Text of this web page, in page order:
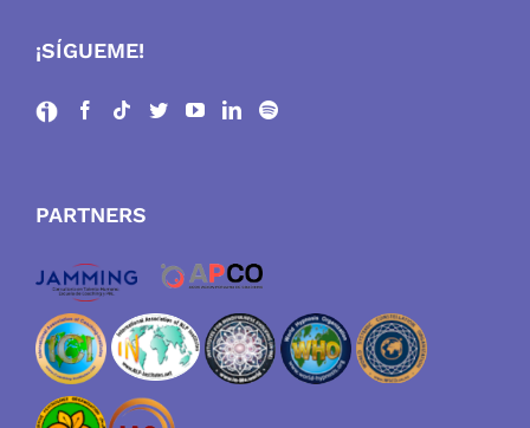
¡SÍGUEME!
PARTNERS